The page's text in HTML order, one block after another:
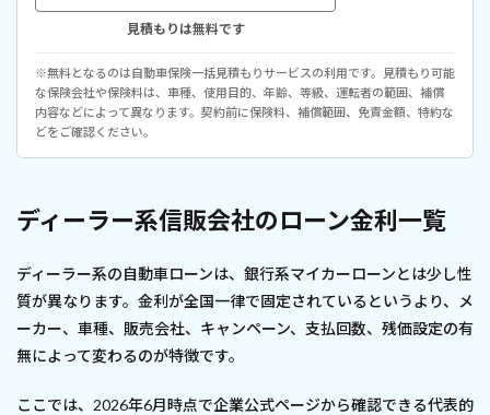
見積もりは無料です
※無料となるのは自動車保険一括見積もりサービスの利用です。見積もり可能
な保険会社や保険料は、車種、使用目的、年齢、等級、運転者の範囲、補償
内容などによって異なります。契約前に保険料、補償範囲、免責金額、特約な
どをご確認ください。
ディーラー系信販会社のローン金利一覧
ディーラー系の自動車ローンは、銀行系マイカーローンとは少し性
質が異なります。金利が全国一律で固定されているというより、メ
ーカー、車種、販売会社、キャンペーン、支払回数、残価設定の有
無によって変わるのが特徴です。
ここでは、2026年6月時点で企業公式ページから確認できる代表的